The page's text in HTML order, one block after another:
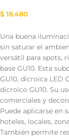
$ 18.480
Una buena
sin saturar el
versátil para spots,
base GU10. Esta
GU10, dicroica LED
dicroico GU10. Su
comerciales y
Puede aplicarse en
hoteles, locales,
También permite